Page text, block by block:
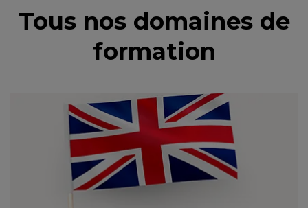
Tous nos domaines de
formation